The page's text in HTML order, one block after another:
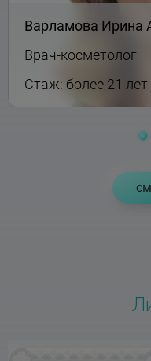
Варламова Ирина
Врач-косметолог
Стаж: более 21 лет